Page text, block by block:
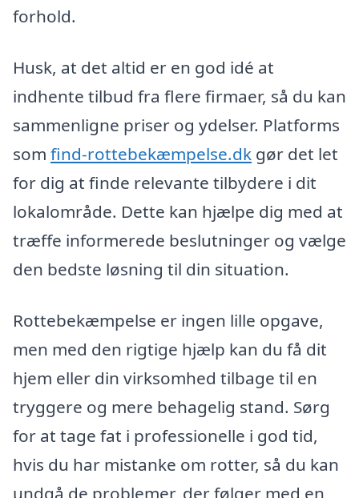
forhold.
Husk, at det altid er en god idé at
indhente tilbud fra flere firmaer, så du kan
sammenligne priser og ydelser. Platforms
som find-rottebekæmpelse.dk gør det let
for dig at finde relevante tilbydere i dit
lokalområde. Dette kan hjælpe dig med at
træffe informerede beslutninger og vælge
den bedste løsning til din situation.
Rottebekæmpelse er ingen lille opgave,
men med den rigtige hjælp kan du få dit
hjem eller din virksomhed tilbage til en
tryggere og mere behagelig stand. Sørg
for at tage fat i professionelle i god tid,
hvis du har mistanke om rotter, så du kan
undgå de problemer, der følger med en